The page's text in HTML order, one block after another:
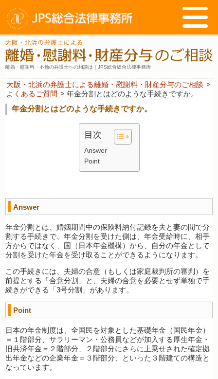
離婚・慰謝料・不倫の弁護士への相談は｜JPS総合総合法律事務所
大阪・北浜の弁護士による離婚・慰謝料・財産分与のご相談 >
よくあるご質問 >年金分割とはどのような手続きですか。
年金分割とはどのような手続きですか。
目次
Answer
Point
Answer
年金分割とは、婚姻期間中の保険料納付記録を夫と妻の間で分
割する手続きで、年金分割を受けた側は、年金受給時に、相手
方からではなく、国（日本年金機構）から、自分の年金として
分割を受けた年金を受け取ることができるようになります。
この手続きには、夫婦の合意（もしくは家庭裁判所の審判）を
前提とする「合意分割」と、夫婦の合意を必要とせず単独で手
続きができる「3号分割」があります。
Point
日本の年金制度は、全国民を対象とした基礎年金（国民年金）
＝１階部分、サラリーマン・公務員などが加入する厚生年金・
旧共済年金＝２階部分、２階部分にさらに上乗せされた確定拠
出年金などの企業年金＝３階部分、といった３階建ての構造と
なっています。